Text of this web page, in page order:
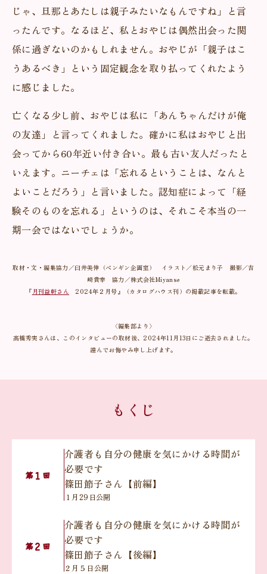
じゃ、旦那とあたしは親子みたいなもんですね」と言
ったんです。なるほど、私とおやじは偶然出会った関
係に過ぎないのかもしれません。おやじが「親子はこ
うあるべき」という固定観念を取り払ってくれたよう
に感じました。
亡くなる少し前、おやじは私に「あんちゃんだけが俺
の友達」と言ってくれました。確かに私はおやじと出
会ってから60年近い付き合い。最も古い友人だったと
いえます。ニーチェは「忘れるということは、なんと
よいことだろう」と言いました。認知症によって「経
験そのものを忘れる」というのは、それこそ本当の一
期一会ではないでしょうか。
取材・文・編集協力／臼井美伸（ペンギン企画室） イラスト／松元まり子 撮影／吉
崎貴幸 協力／株式会社Miyanse
『 月刊益軒さん 2024年２月号』（カタログハウス刊）の掲載記事を転載。
〈編集部より〉
髙橋秀実さんは、このインタビューの取材後、2024年11月13日にご逝去されました。
謹んでお悔やみ申し上げます。
もくじ
第１ 回
介護者も自分の健康を気にかける時間が
必要です
篠田節子さん【前編】
１月29日公開
第２ 回
介護者も自分の健康を気にかける時間が
必要です
篠田節子さん【後編】
２月５日公開